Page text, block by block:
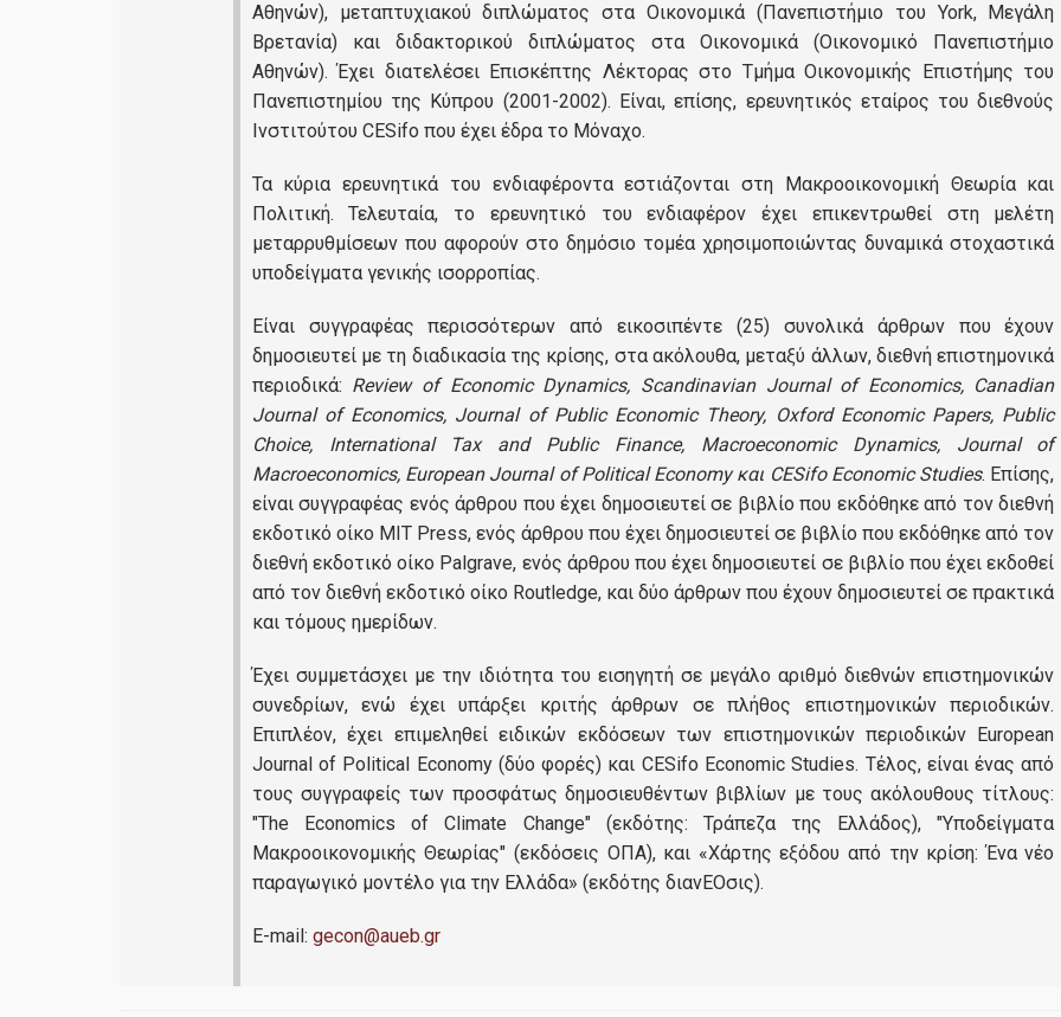
United Nations (UN) Sustainable Development Solutions Network
Eit Climate Kic Hub Greece
Διασφάλιση Ποιότητας
Δεδομένα Ποιότητας
ΜΟ.ΔΙ.Π.
Πιστοποίηση
Πολιτική Ποιότητας
Επικοινωνία
Διαδικασία Διαχείρισης Παραπόνων
FAQs
Χρήσιμοι σύνδεσμοι
Οικονομικό Πανεπιστήμιο Αθηνών
Αθηνών), μεταπτυχιακού διπλώματος στα Οικονομικά (Πανεπιστήμιο του York, Μεγάλη
Βρετανία) και διδακτορικού διπλώματος στα Οικονομικά (Οικονομικό Πανεπιστήμιο
Αθηνών). Έχει διατελέσει Επισκέπτης Λέκτορας στο Τμήμα Οικονομικής Επιστήμης του
Πανεπιστημίου της Κύπρου (2001-2002). Είναι, επίσης, ερευνητικός εταίρος του διεθνούς
Ινστιτούτου CESifo που έχει έδρα το Μόναχο.
Τα κύρια ερευνητικά του ενδιαφέροντα εστιάζονται στη Μακροοικονομική Θεωρία και
Πολιτική. Τελευταία, το ερευνητικό του ενδιαφέρον έχει επικεντρωθεί στη μελέτη
μεταρρυθμίσεων που αφορούν στο δημόσιο τομέα χρησιμοποιώντας δυναμικά στοχαστικά
υποδείγματα γενικής ισορροπίας.
Είναι συγγραφέας περισσότερων από εικοσιπέντε (25) συνολικά άρθρων που έχουν
δημοσιευτεί με τη διαδικασία της κρίσης, στα ακόλουθα, μεταξύ άλλων, διεθνή επιστημονικά
περιοδικά: Review of Economic Dynamics, Scandinavian Journal of Economics, Canadian
Journal of Economics, Journal of Public Economic Theory, Oxford Economic Papers, Public
Choice, International Tax and Public Finance, Macroeconomic Dynamics, Journal of
Macroeconomics, European Journal of Political Economy και CESifo Economic Studies. Επίσης,
είναι συγγραφέας ενός άρθρου που έχει δημοσιευτεί σε βιβλίο που εκδόθηκε από τον διεθνή
εκδοτικό οίκο MIT Press, ενός άρθρου που έχει δημοσιευτεί σε βιβλίο που εκδόθηκε από τον
διεθνή εκδοτικό οίκο Palgrave, ενός άρθρου που έχει δημοσιευτεί σε βιβλίο που έχει εκδοθεί
από τον διεθνή εκδοτικό οίκο Routledge, και δύο άρθρων που έχουν δημοσιευτεί σε πρακτικά
και τόμους ημερίδων.
Έχει συμμετάσχει με την ιδιότητα του εισηγητή σε μεγάλο αριθμό διεθνών επιστημονικών
συνεδρίων, ενώ έχει υπάρξει κριτής άρθρων σε πλήθος επιστημονικών περιοδικών.
Επιπλέον, έχει επιμεληθεί ειδικών εκδόσεων των επιστημονικών περιοδικών European
Journal of Political Economy (δύο φορές) και CESifo Economic Studies. Τέλος, είναι ένας από
τους συγγραφείς των προσφάτως δημοσιευθέντων βιβλίων με τους ακόλουθους τίτλους:
"The Economics of Climate Change" (εκδότης: Τράπεζα της Ελλάδος), "Υποδείγματα
Μακροοικονομικής Θεωρίας" (εκδόσεις ΟΠΑ), και «Χάρτης εξόδου από την κρίση: Ένα νέο
παραγωγικό μοντέλο για την Ελλάδα» (εκδότης διανΕΟσις).
E-mail: gecon@aueb.gr